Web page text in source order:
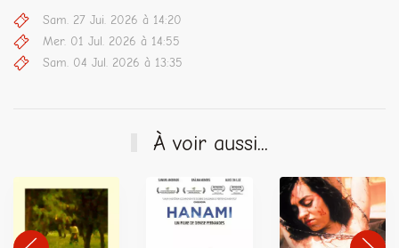
Sam. 27 Jui. 2026 à 14:20
Mer. 01 Jul. 2026 à 14:55
Sam. 04 Jul. 2026 à 13:35
À voir aussi...